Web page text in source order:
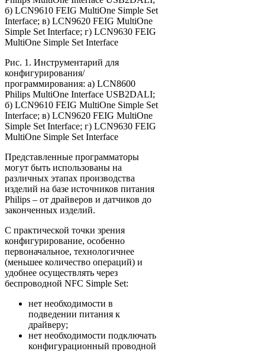
Рис. 1. Инструментарий для
конфигурирования/
программирования: а) LCN8600
Philips MultiOne Interface USB2DALI;
б) LCN9610 FEIG MultiOne Simple Set
Interface; в) LCN9620 FEIG MultiOne
Simple Set Interface; г) LCN9630 FEIG
MultiOne Simple Set Interface
Представленные программаторы
могут быть использованы на
различных этапах производства
изделий на базе источников питания
Philips – от драйверов и датчиков до
законченных изделий.
С практической точки зрения
конфигурирование, особенно
первоначальное, технологичнее
(меньшее количество операций) и
удобнее осуществлять через
беспроводной NFC Simple Set:
нет необходимости в
подведении питания к
драйверу;
нет необходимости подключать
конфигурационный проводной